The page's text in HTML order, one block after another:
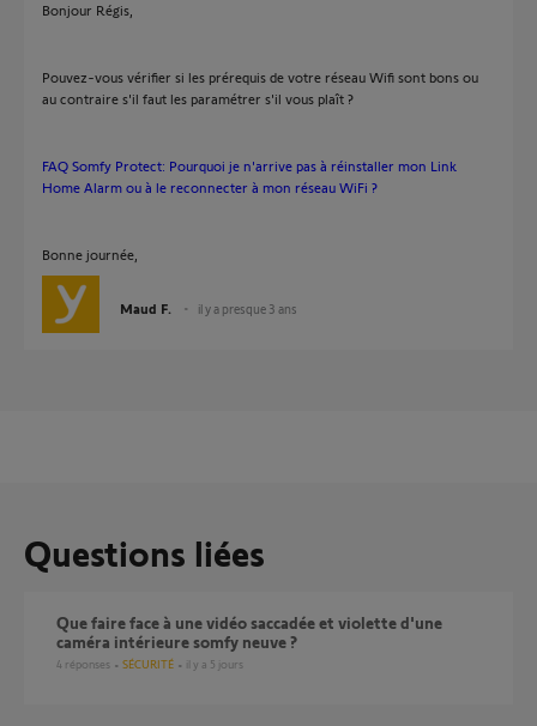
Bonjour Régis,
Pouvez-vous vérifier si les prérequis de votre réseau Wifi sont bons ou
au contraire s'il faut les paramétrer s'il vous plaît ?
FAQ Somfy Protect: Pourquoi je n'arrive pas à réinstaller mon Link
Home Alarm ou à le reconnecter à mon réseau WiFi ?
Bonne journée,
Maud F. il y a presque 3 ans
Questions liées
Que faire face à une vidéo saccadée et violette d'une
caméra intérieure somfy neuve ?
4 réponses SÉCURITÉ il y a 5 jours